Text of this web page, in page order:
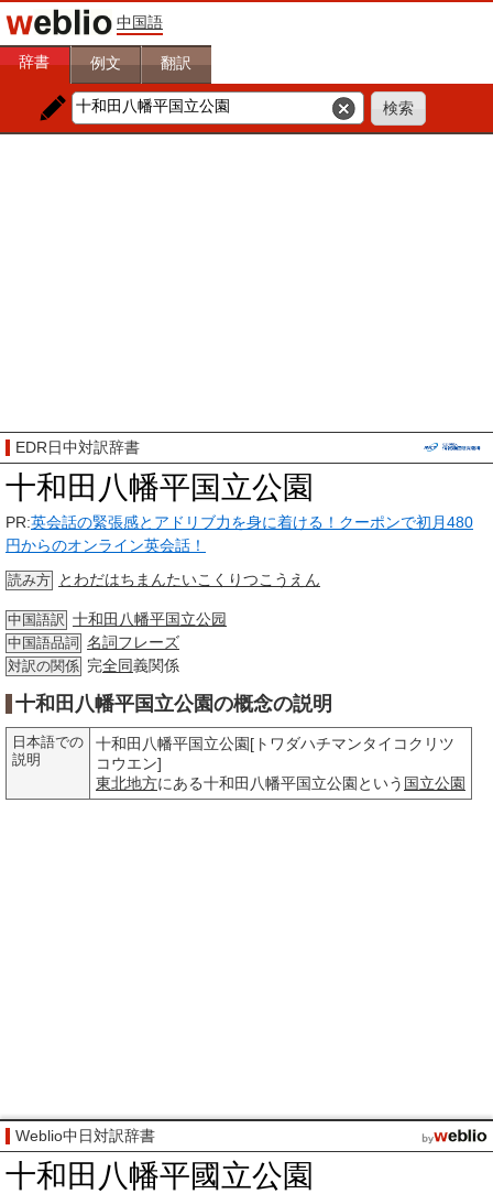
中国語
辞書 例文 翻訳
EDR日中対訳辞書
十和田八幡平国立公園
PR:英会話の緊張感とアドリブ力を身に着ける！クーポンで初月480
円からのオンライン英会話！
読み方 とわだはちまんたいこくりつこうえん
中国語訳 十和田八幡平国立公园
中国語品詞 名詞フレーズ
対訳の関係 完全同義関係
十和田八幡平国立公園の概念の説明
日本語での
説明
十和田八幡平国立公園[トワダハチマンタイコクリツ
コウエン]
東北地方にある十和田八幡平国立公園という 国立公園
Weblio中日対訳辞書
十和田八幡平國立公園